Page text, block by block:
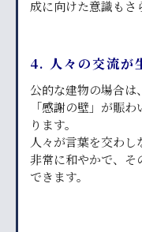
成に向けた意識もさ
4. 人々 の交流が
公的な建物の場合は
「感謝の壁」が賑
ります。
人々が言葉を交わ
非常に和やかで、そ
できます。